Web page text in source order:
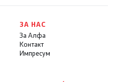
ЗА НАС
За Алфа
Контакт
Импресум